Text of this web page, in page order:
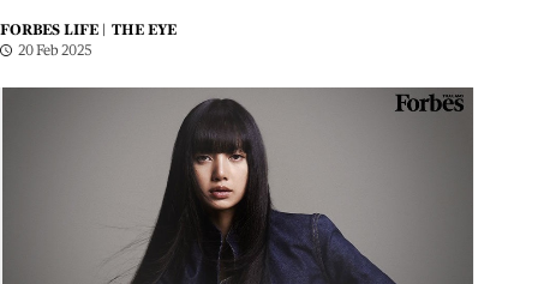
FORBES LIFE |
THE EYE
20 Feb 2025